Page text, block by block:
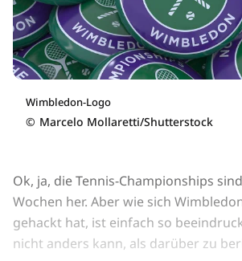
Wimbledon-Logo
© Marcelo Mollaretti/Shutterstock
Ok, ja, die Tennis-Championships
Wochen her. Aber wie sich
gehackt hat, ist einfach so
nicht anders kann, als darüber zu